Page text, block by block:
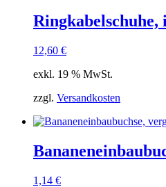
12,60 €
exkl. 19 % MwSt.
zzgl. Versandkosten
1,14 €